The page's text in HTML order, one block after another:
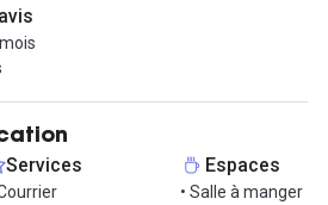
bureau 24h/24 et 7j/7, il n'y a
!
Services Espaces
• Salle à manger